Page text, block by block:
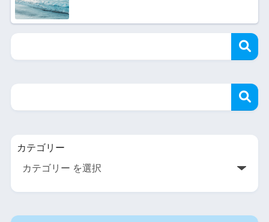
カテゴリー